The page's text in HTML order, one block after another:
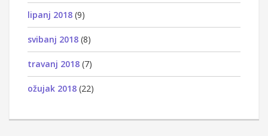
lipanj 2018 (9)
svibanj 2018 (8)
travanj 2018 (7)
ožujak 2018 (22)